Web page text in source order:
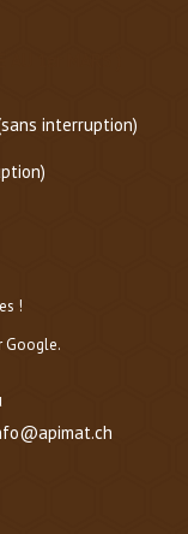
interruption)
!
Google.